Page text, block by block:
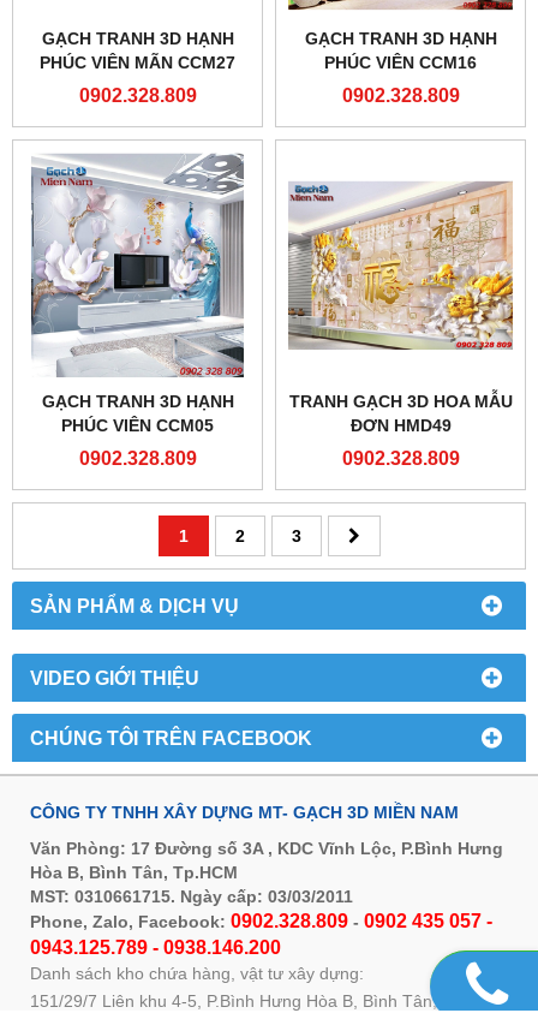
SẢN PHẨM & DỊCH VỤ
VIDEO GIỚI THIỆU
CHÚNG TÔI TRÊN FACEBOOK
GẠCH TRANH 3D HẠNH
PHÚC VIÊN MÃN CCM27
0902.328.809
GẠCH TRANH 3D HẠNH
PHÚC VIÊN CCM16
0902.328.809
GẠCH TRANH 3D HẠNH
PHÚC VIÊN CCM05
0902.328.809
TRANH GẠCH 3D HOA MẪU
ĐƠN HMD49
0902.328.809
1 2 3
CÔNG TY TNHH XÂY DỰNG MT- GẠCH 3D MIỀN NAM
Văn Phòng: 17 Đường số 3A , KDC Vĩnh Lộc, P.Bình Hưng
Hòa B, Bình Tân, Tp.HCM
MST: 0310661715. Ngày cấp: 03/03/2011
Phone, Zalo, Facebook: 0902.328.809 - 0902 435 057 -
0943.125.789 - 0938.146.200
Danh sách kho chứa hàng, vật tư xây dựng:
151/29/7 Liên khu 4-5, P.Bình Hưng Hòa B, Bình Tân, Tp.HCM